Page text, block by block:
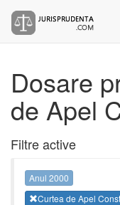
Dosare
de Apel
Filtre active
Anul 2000
Curtea de Apel